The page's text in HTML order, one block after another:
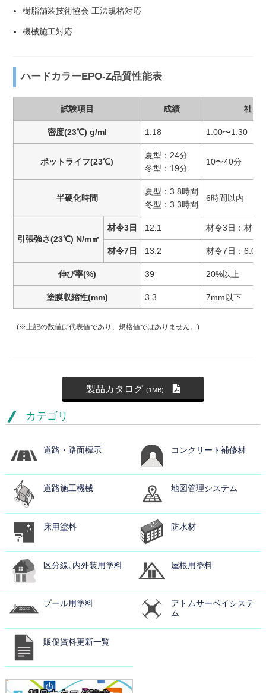
カテゴリ
道路・路面標示 コンクリート補修材
道路施工機械 地図管理システム
床用塗料 防水材
区分線､内外装用塗料 屋根用塗料
プール用塗料
アトムサーベイシステ
ム
販促資料更新一覧
樹脂舗装技術協会 工法規格対応
機械施工対応
ハードカラーEPO-Z品質性能表
試験項目 成績 社内
密度(23℃) g/ml 1.18 1.00〜1.30
ポットライフ(23℃)
夏型：24分
冬型：19分
10〜40分
半硬化時間
夏型：3.8時間
冬型：3.3時間
6時間以内
引張強さ(23℃) N/m㎡
材令3日 12.1 材令3日：材令
材令7日 13.2 材令7日：6.0N/
伸び率(%) 39 20%以上
塗膜収縮性(mm) 3.3 7mm以下
(※上記の数値は代表値であり、規格値ではありません。)
製品カタログ (1MB)